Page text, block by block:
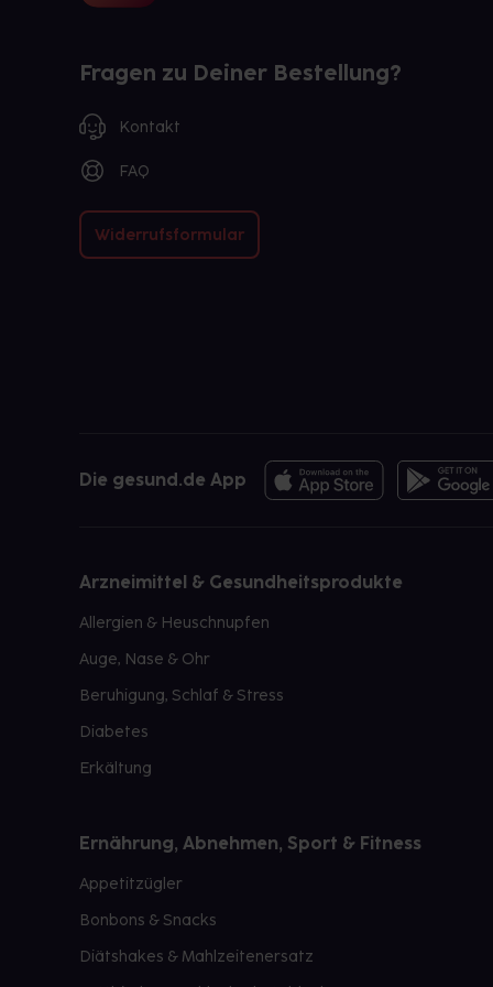
Fragen zu Deiner Bestellung?
Kontakt
FAQ
Widerrufsformular
Die gesund.de App
Arzneimittel & Gesundheitsprodukte
Allergien & Heuschnupfen
Auge, Nase & Ohr
Beruhigung, Schlaf & Stress
Diabetes
Erkältung
Ernährung, Abnehmen, Sport & Fitness
Appetitzügler
Bonbons & Snacks
Diätshakes & Mahlzeitenersatz